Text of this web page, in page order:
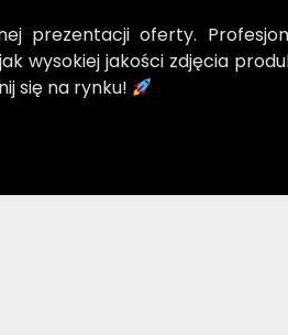
prezentacji oferty.
wysokiej jakości zdjęcia
się na rynku!